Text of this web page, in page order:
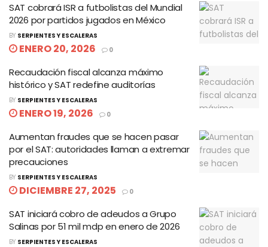
SAT cobrará ISR a futbolistas del Mundial
2026 por partidos jugados en México
BY SERPIENTES Y ESCALERAS
ENERO 20, 2026 0
Recaudación fiscal alcanza máximo
histórico y SAT redefine auditorías
BY SERPIENTES Y ESCALERAS
ENERO 19, 2026 0
Aumentan fraudes que se hacen pasar
por el SAT: autoridades llaman a extremar
precauciones
BY SERPIENTES Y ESCALERAS
DICIEMBRE 27, 2025 0
SAT iniciará cobro de adeudos a Grupo
Salinas por 51 mil mdp en enero de 2026
BY SERPIENTES Y ESCALERAS